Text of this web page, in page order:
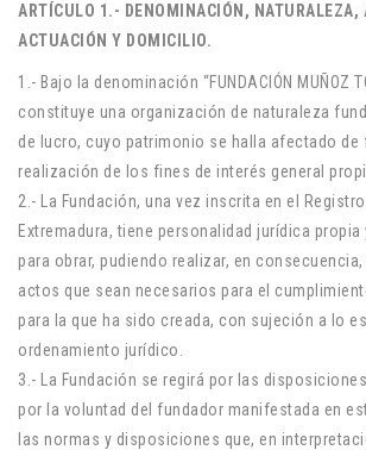
ARTÍCULO 1.- DENOMINACIÓN, NATURALEZA,
ACTUACIÓN Y DOMICILIO.
1.- Bajo la denominación “FUNDACIÓN MUÑOZ
constituye una organización de naturaleza
de lucro, cuyo patrimonio se halla afectado de
realización de los fines de interés general
2.- La Fundación, una vez inscrita en el
Extremadura, tiene personalidad jurídica propia
para obrar, pudiendo realizar, en
actos que sean necesarios para el
para la que ha sido creada, con sujeción a lo
ordenamiento jurídico.
3.- La Fundación se regirá por las
por la voluntad del fundador manifestada en
las normas y disposiciones que, en